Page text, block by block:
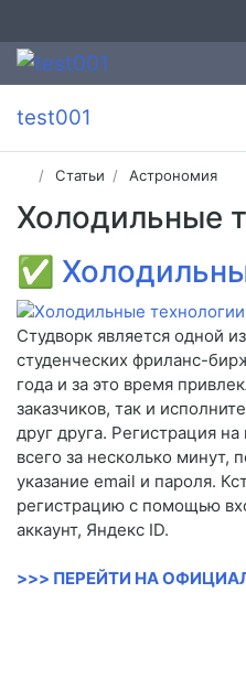
test001
Статьи Астрономия
Холодильные
✅
Студворк является одной
студенческих фриланс-
года и за это время
заказчиков, так и
друг друга. Регистрация
всего за несколько минут,
указание email и пароля.
регистрацию с помощью
аккаунт, Яндекс ID.
>>> ПЕРЕЙТИ НА